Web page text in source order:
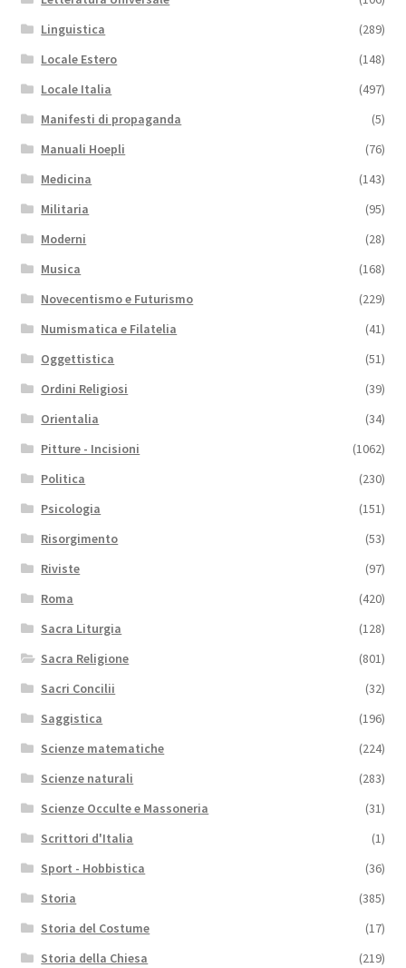
Linguistica
(289)
Locale Estero
(148)
Locale Italia
(497)
Manifesti di propaganda
(5)
Manuali Hoepli
(76)
Medicina
(143)
Militaria
(95)
Moderni
(28)
Musica
(168)
Novecentismo e Futurismo
(229)
Numismatica e Filatelia
(41)
Oggettistica
(51)
Ordini Religiosi
(39)
Orientalia
(34)
Pitture - Incisioni
(1062)
Politica
(230)
Psicologia
(151)
Risorgimento
(53)
Riviste
(97)
Roma
(420)
Sacra Liturgia
(128)
Sacra Religione
(801)
Sacri Concilii
(32)
Saggistica
(196)
Scienze matematiche
(224)
Scienze naturali
(283)
Scienze Occulte e Massoneria
(31)
Scrittori d'Italia
(1)
Sport - Hobbistica
(36)
Storia
(385)
Storia del Costume
(17)
Storia della Chiesa
(219)